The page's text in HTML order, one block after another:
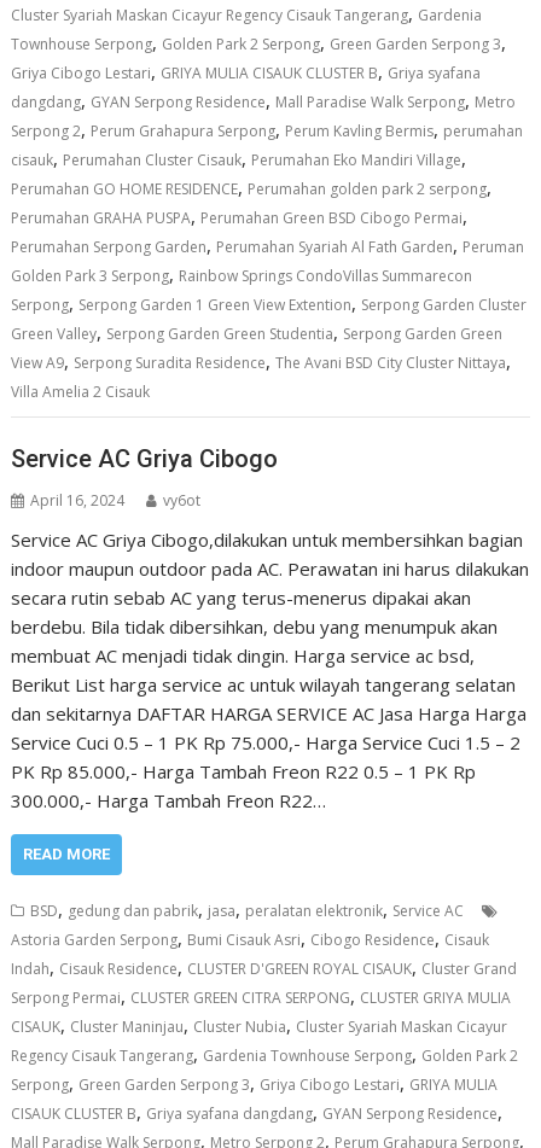
Cluster Syariah Maskan Cicayur Regency Cisauk Tangerang, Gardenia
Townhouse Serpong, Golden Park 2 Serpong, Green Garden Serpong 3,
Griya Cibogo Lestari, GRIYA MULIA CISAUK CLUSTER B, Griya syafana
dangdang, GYAN Serpong Residence, Mall Paradise Walk Serpong, Metro
Serpong 2, Perum Grahapura Serpong, Perum Kavling Bermis, perumahan
cisauk, Perumahan Cluster Cisauk, Perumahan Eko Mandiri Village,
Perumahan GO HOME RESIDENCE, Perumahan golden park 2 serpong,
Perumahan GRAHA PUSPA, Perumahan Green BSD Cibogo Permai,
Perumahan Serpong Garden, Perumahan Syariah Al Fath Garden, Peruman
Golden Park 3 Serpong, Rainbow Springs CondoVillas Summarecon
Serpong, Serpong Garden 1 Green View Extention, Serpong Garden Cluster
Green Valley, Serpong Garden Green Studentia, Serpong Garden Green
View A9, Serpong Suradita Residence,The Avani BSD City Cluster Nittaya,
Villa Amelia 2 Cisauk
Service AC Griya Cibogo
April 16, 2024 vy6ot
Service AC Griya Cibogo,dilakukan untuk membersihkan bagian
indoor maupun outdoor pada AC. Perawatan ini harus dilakukan
secara rutin sebab AC yang terus-menerus dipakai akan
berdebu. Bila tidak dibersihkan, debu yang menumpuk akan
membuat AC menjadi tidak dingin. Harga service ac bsd,
Berikut List harga service ac untuk wilayah tangerang selatan
dan sekitarnya DAFTAR HARGA SERVICE AC Jasa Harga Harga
Service Cuci 0.5 – 1 PK Rp 75.000,- Harga Service Cuci 1.5 – 2
PK Rp 85.000,- Harga Tambah Freon R22 0.5 – 1 PK Rp
300.000,- Harga Tambah Freon R22…
READ MORE
BSD, gedung dan pabrik, jasa, peralatan elektronik, Service AC
Astoria Garden Serpong, Bumi Cisauk Asri, Cibogo Residence, Cisauk
Indah, Cisauk Residence, CLUSTER D'GREEN ROYAL CISAUK, Cluster Grand
Serpong Permai, CLUSTER GREEN CITRA SERPONG, CLUSTER GRIYA MULIA
CISAUK, Cluster Maninjau, Cluster Nubia, Cluster Syariah Maskan Cicayur
Regency Cisauk Tangerang, Gardenia Townhouse Serpong, Golden Park 2
Serpong, Green Garden Serpong 3, Griya Cibogo Lestari, GRIYA MULIA
CISAUK CLUSTER B, Griya syafana dangdang, GYAN Serpong Residence,
Mall Paradise Walk Serpong, Metro Serpong 2, Perum Grahapura Serpong,